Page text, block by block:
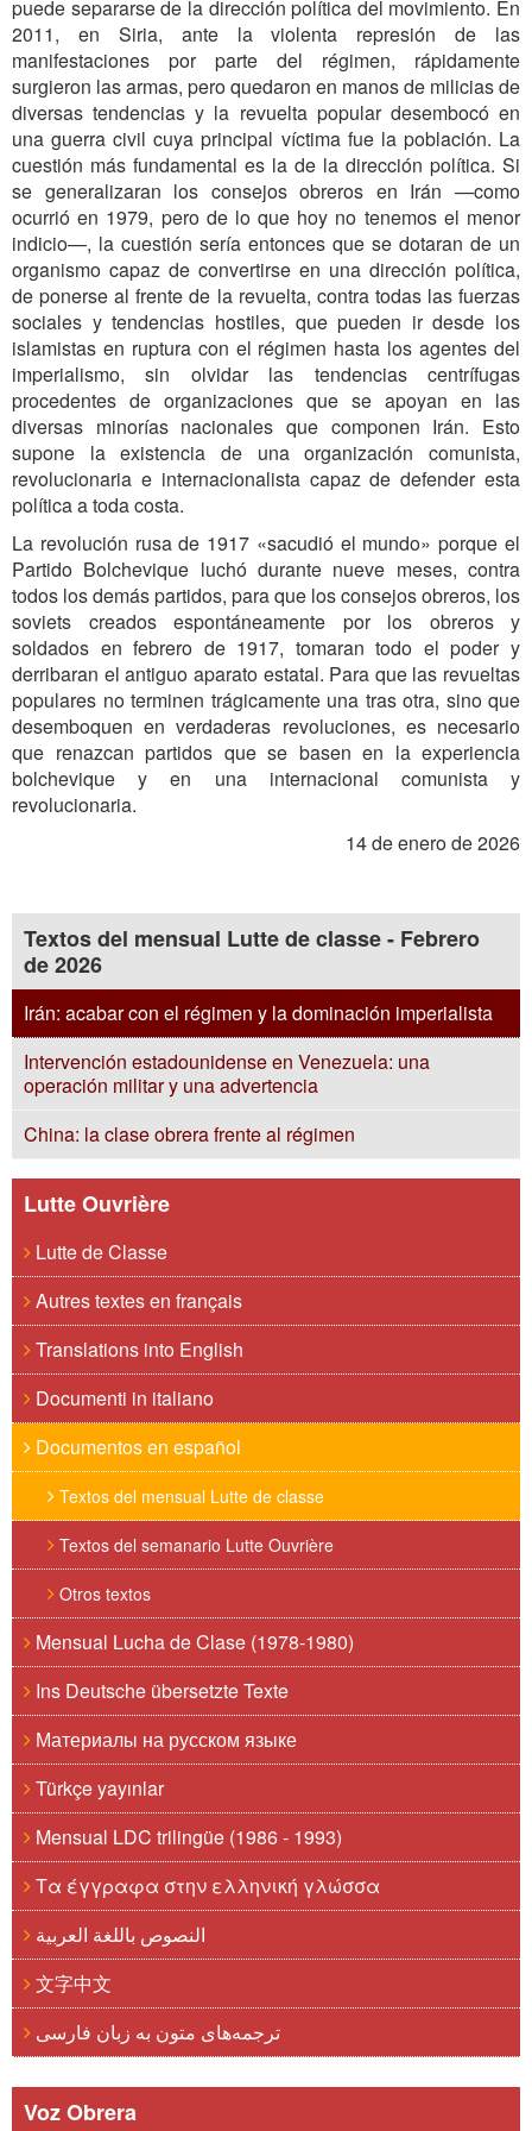
puede separarse de la dirección política del movimiento. En
2011, en Siria, ante la violenta represión de las
manifestaciones por parte del régimen, rápidamente
surgieron las armas, pero quedaron en manos de milicias de
diversas tendencias y la revuelta popular desembocó en
una guerra civil cuya principal víctima fue la población. La
cuestión más fundamental es la de la dirección política. Si
se generalizaran los consejos obreros en Irán —como
ocurrió en 1979, pero de lo que hoy no tenemos el menor
indicio—, la cuestión sería entonces que se dotaran de un
organismo capaz de convertirse en una dirección política,
de ponerse al frente de la revuelta, contra todas las fuerzas
sociales y tendencias hostiles, que pueden ir desde los
islamistas en ruptura con el régimen hasta los agentes del
imperialismo, sin olvidar las tendencias centrífugas
procedentes de organizaciones que se apoyan en las
diversas minorías nacionales que componen Irán. Esto
supone la existencia de una organización comunista,
revolucionaria e internacionalista capaz de defender esta
política a toda costa.
La revolución rusa de 1917 «sacudió el mundo» porque el
Partido Bolchevique luchó durante nueve meses, contra
todos los demás partidos, para que los consejos obreros, los
soviets creados espontáneamente por los obreros y
soldados en febrero de 1917, tomaran todo el poder y
derribaran el antiguo aparato estatal. Para que las revueltas
populares no terminen trágicamente una tras otra, sino que
desemboquen en verdaderas revoluciones, es necesario
que renazcan partidos que se basen en la experiencia
bolchevique y en una internacional comunista y
revolucionaria.
14 de enero de 2026
Textos del mensual Lutte de classe - Febrero
de 2026
Irán: acabar con el régimen y la dominación imperialista
Intervención estadounidense en Venezuela: una
operación militar y una advertencia
China: la clase obrera frente al régimen
Lutte Ouvrière
Lutte de Classe
Autres textes en français
Translations into English
Documenti in italiano
Documentos en español
Textos del mensual Lutte de classe
Textos del semanario Lutte Ouvrière
Otros textos
Mensual Lucha de Clase (1978-1980)
Ins Deutsche übersetzte Texte
Материалы на русском языке
Türkçe yayınlar
Mensual LDC trilingüe (1986 - 1993)
Τα έγγραφα στην ελληνική γλώσσα
النصوص باللغة العربية
文字中文
ترجمه‌های متون به زبان فارسی
Voz Obrera